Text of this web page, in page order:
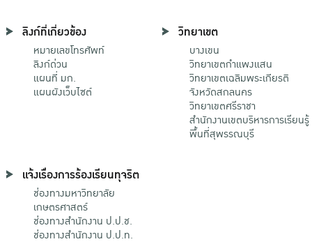
ลิงก์ที่เกี่ยวข้อง
หมายเลขโทรศัพท์
ลิงก์ด่วน
แผนที่ มก.
แผนผังเว็บไซต์
วิทยาเขต
บางเขน
วิทยาเขตกําแพงแสน
วิทยาเขตเฉลิมพระเกียรติ
จังหวัดสกลนคร
วิทยาเขตศรีราชา
สำนักงานเขตบริหารการเรียนรู้
พื้นที่สุพรรณบุรี
แจ้งเรื่องการร้องเรียนทุจริต
ช่องทางมหาวิทยาลัย
เกษตรศาสตร์
ช่องทางสำนักงาน ป.ป.ช.
ช่องทางสำนักงาน ป.ป.ท.